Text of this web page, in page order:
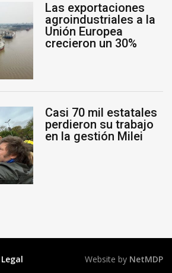
Las exportaciones
agroindustriales a la
Unión Europea
crecieron un 30%
Casi 70 mil estatales
perdieron su trabajo
en la gestión Milei
Website by NetMDP